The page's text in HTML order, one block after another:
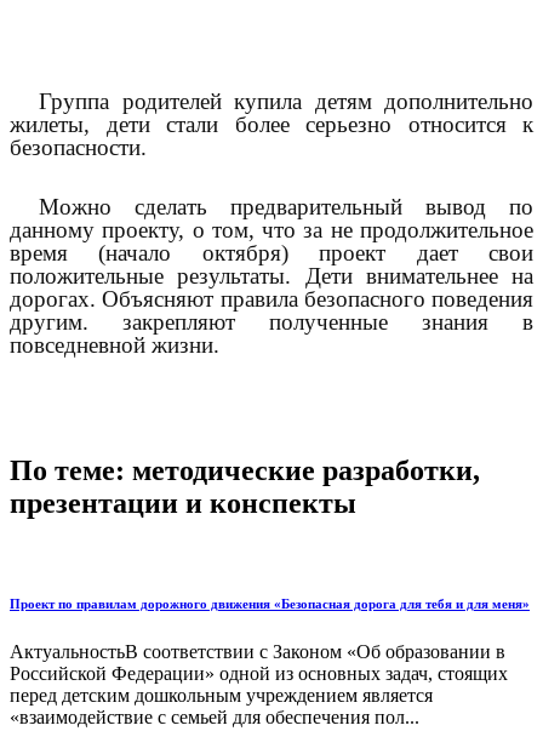
Группа родителей купила детям дополнительно
жилеты, дети стали более серьезно относится к
безопасности.
Можно сделать предварительный вывод по
данному проекту, о том, что за не продолжительное
время (начало октября) проект дает свои
положительные результаты. Дети внимательнее на
дорогах. Объясняют правила безопасного поведения
другим. закрепляют полученные знания в
повседневной жизни.
По теме: методические разработки,
презентации и конспекты
Проект по правилам дорожного движения «Безопасная дорога для тебя и для меня»
АктуальностьВ соответствии с Законом «Об образовании в
Российской Федерации» одной из основных задач, стоящих
перед детским дошкольным учреждением является
«взаимодействие с семьей для обеспечения пол...